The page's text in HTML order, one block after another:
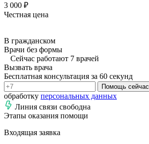
3 000 ₽
Честная цена
В гражданском
Врачи без формы
Сейчас работают 7 врачей
Вызвать врача
Бесплатная консультация за 60 секунд
Помощь сейчас
обработку персональных данных
Линия связи свободна
Этапы оказания помощи
Входящая заявка